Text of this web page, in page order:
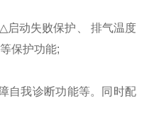
启动失败保护、 排气温度
保护功能;
自我诊断功能等。同时配